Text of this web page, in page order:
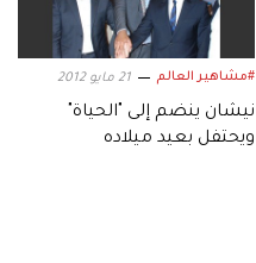
#مشاهير العالم 21 مايو 2012
نيشان ينضم إلى "الحياة"
ويحتفل بعيد ميلاده